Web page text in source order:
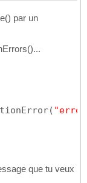
par un
(
que tu veux